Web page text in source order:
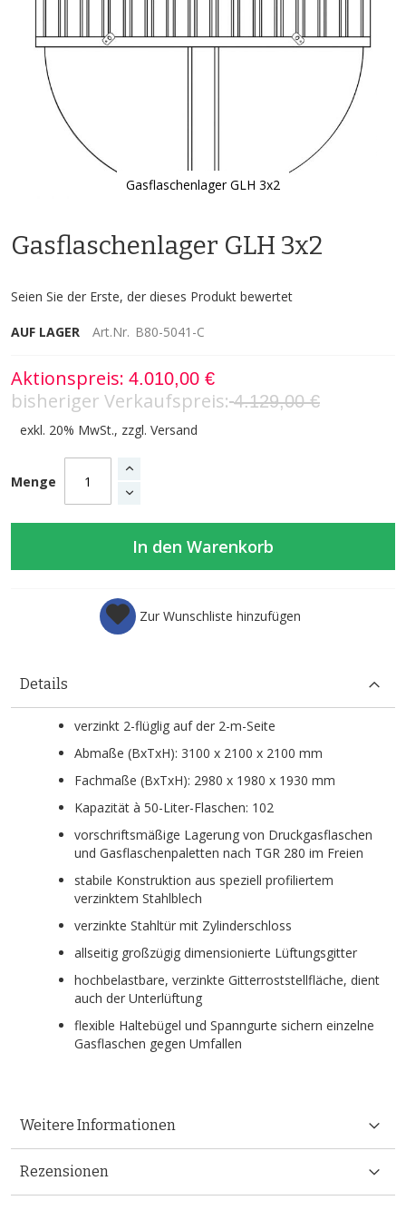
Gasflaschenlager GLH 3x2
der
Gasflaschenlager GLH 3x2
Seien Sie der Erste, der dieses Produkt bewertet
AUF LAGER Art.Nr. B80-5041-C
Aktionspreis 4.010,00 €
bisheriger Verkaufspreis 4.129,00 €
exkl. 20% MwSt., zzgl. Versand
Menge
In den Warenkorb
Zur Wunschliste hinzufügen
Details
verzinkt 2-flüglig auf der 2-m-Seite
Abmaße (BxTxH): 3100 x 2100 x 2100 mm
Fachmaße (BxTxH): 2980 x 1980 x 1930 mm
Kapazität à 50-Liter-Flaschen: 102
vorschriftsmäßige Lagerung von Druckgasflaschen
und Gasflaschenpaletten nach TGR 280 im Freien
stabile Konstruktion aus speziell profiliertem
verzinktem Stahlblech
verzinkte Stahltür mit Zylinderschloss
allseitig großzügig dimensionierte Lüftungsgitter
hochbelastbare, verzinkte Gitterroststellfläche, dient
auch der Unterlüftung
flexible Haltebügel und Spanngurte sichern einzelne
Gasflaschen gegen Umfallen
Weitere Informationen
Rezensionen